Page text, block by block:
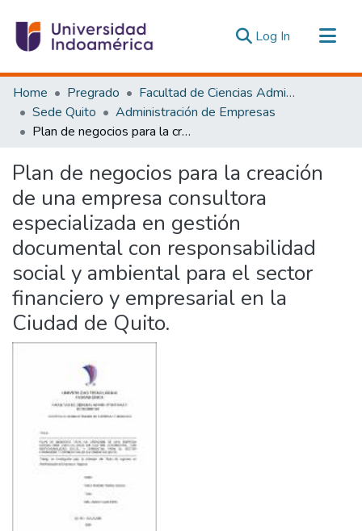
Log In (current)
Communities & Collections
All of DSpace
Statistics
Home Pregrado
Facultad de Ciencias Administrativas y Económicas
Sede Quito
Administración de Empresas
Plan de negocios para la creación de una empresa consultora especializada en gestión documental con responsabilidad social y ambiental para el sector financiero y empresarial en la Ciudad de Quito.
Plan de negocios para la creación
de una empresa consultora
especializada en gestión
documental con responsabilidad
social y ambiental para el sector
financiero y empresarial en la
Ciudad de Quito.